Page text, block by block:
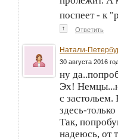
поспеет - к
↑ Ответить
Натали-
30 августа 2016
ну
Эх!
с
здесь-
Так,
надеюсь, от